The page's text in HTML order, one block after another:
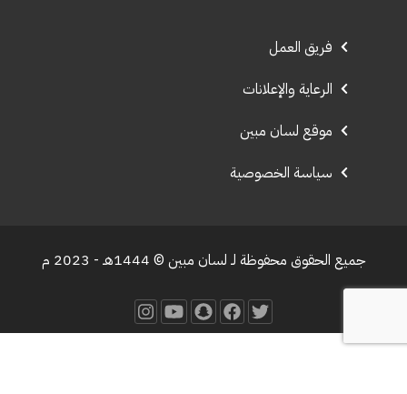
فريق العمل
الرعاية والإعلانات
موقع لسان مبين
سياسة الخصوصية
جميع الحقوق محفوظة لـ لسان مبين © 1444هـ - 2023 م